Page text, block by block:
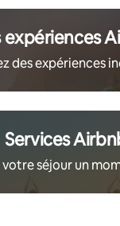
expériences
des expériences
Services
votre séjour un